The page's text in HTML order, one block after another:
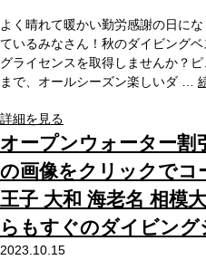
よく晴れて暖かい勤労感謝の日に
ているみなさん！秋のダイビング
グライセンスを取得しませんか？
まで、オールシーズン楽しいダ …
詳細を見る
オープンウォーター割
の画像をクリックで
王子 大和 海老名 相模
らもすぐのダイビング
2023.10.15